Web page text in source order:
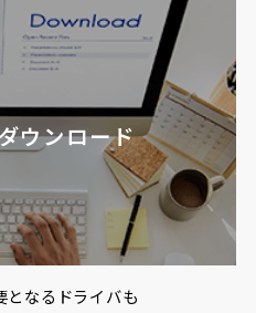
ウンロード
となるドライバも